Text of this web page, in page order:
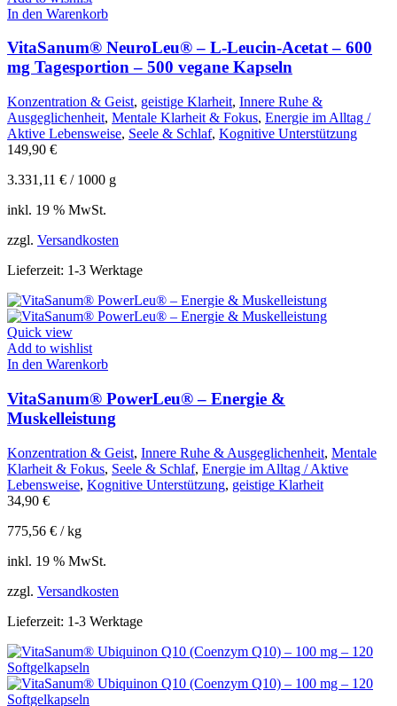
In den Warenkorb
VitaSanum® NeuroLeu® – L-Leucin-Acetat – 600
mg Tagesportion – 500 vegane Kapseln
Konzentration & Geist, geistige Klarheit, Innere Ruhe &
Ausgeglichenheit, Mentale Klarheit & Fokus, Energie im Alltag /
Aktive Lebensweise, Seele & Schlaf, Kognitive Unterstützung
149,90 €
3.331,11 € / 1000 g
inkl. 19 % MwSt.
zzgl. Versandkosten
Lieferzeit: 1-3 Werktage
Quick view
Add to wishlist
In den Warenkorb
VitaSanum® PowerLeu® – Energie &
Muskelleistung
Konzentration & Geist, Innere Ruhe & Ausgeglichenheit, Mentale
Klarheit & Fokus, Seele & Schlaf, Energie im Alltag / Aktive
Lebensweise, Kognitive Unterstützung, geistige Klarheit
34,90 €
775,56 € /kg
inkl. 19 % MwSt.
zzgl. Versandkosten
Lieferzeit: 1-3 Werktage